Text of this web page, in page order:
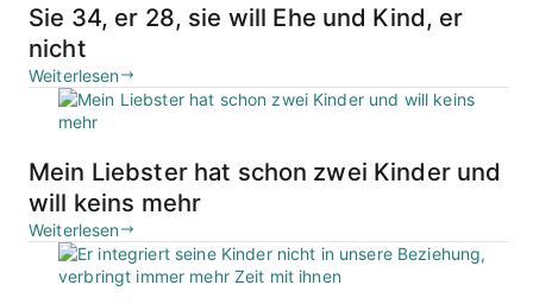
Sie 34, er 28, sie will Ehe und Kind, er
nicht
Weiterlesen
Mein Liebster hat schon zwei Kinder und
will keins mehr
Weiterlesen